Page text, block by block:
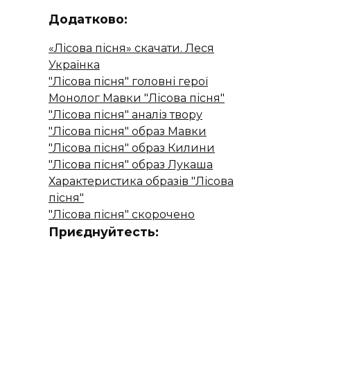
Додатково:
«Лісова пісня» скачати. Леся
Українка
"Лісова пісня" головні герої
Монолог Мавки "Лісова пісня"
"Лісова пісня" аналіз твору
"Лісова пісня" образ Мавки
"Лісова пісня" образ Килини
"Лісова пісня" образ Лукаша
Характеристика образів "Лісова
пісня"
"Лісова пісня" скорочено
Приєднуйтесть: